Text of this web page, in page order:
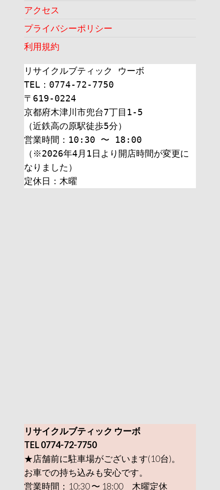
アクセス
プライバシーポリシー
利用規約
リサイクルブティック ウーボ
TEL：0774-72-7750
〒619-0224
京都府木津川市兜台7丁目1-5
（近鉄高の原駅徒歩5分）
営業時間：10:30 〜 18:00
（※2026年4月1日より開店時間が変更に
なりました）
定休日：木曜
リサイクルブティック ウーボ
TEL 0774-72-7750
★店舗前に駐車場がございます(10台)。
お車での持ち込みも安心です。
営業時間：10:30 〜 18:00 木曜定休